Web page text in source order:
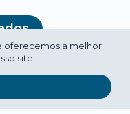
oferecemos a melhor
site.